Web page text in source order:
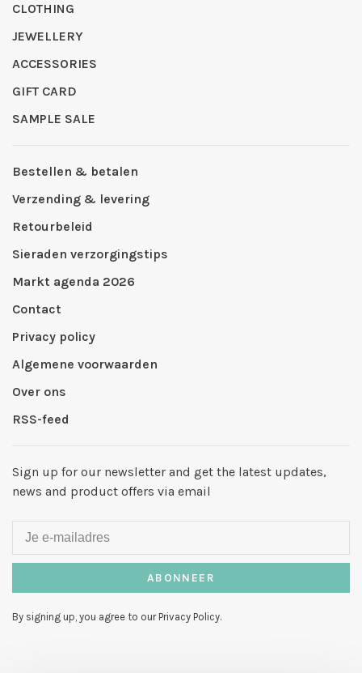
CLOTHING
JEWELLERY
ACCESSORIES
GIFT CARD
SAMPLE SALE
Bestellen & betalen
Verzending & levering
Retourbeleid
Sieraden verzorgingstips
Markt agenda 2026
Contact
Privacy policy
Algemene voorwaarden
Over ons
RSS-feed
Sign up for our newsletter and get the latest updates,
news and product offers via email
ABONNEER
By signing up, you agree to our Privacy Policy.